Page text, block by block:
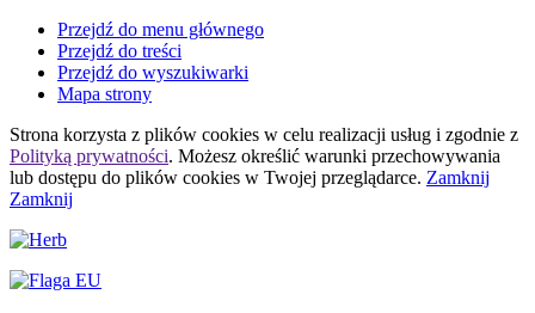
Przejdź do menu głównego
Przejdź do treści
Przejdź do wyszukiwarki
Mapa strony
Strona korzysta z plików cookies w celu realizacji usług i zgodnie z
Polityką prywatności. Możesz określić warunki przechowywania
lub dostępu do plików cookies w Twojej przeglądarce. Zamknij
Zamknij